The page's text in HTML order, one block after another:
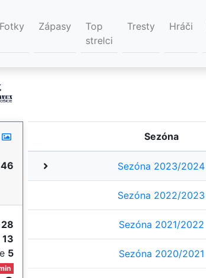
Fotky Zápasy
Top
strelci
Tresty Hráči
28
13
5
Sezóna
Sezóna 2023/2024
Sezóna 2022/2023
Sezóna 2021/2022
Sezóna 2020/2021